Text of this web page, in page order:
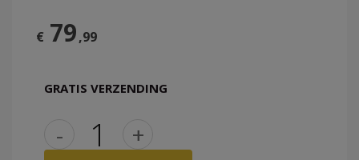
€ 79,99
GRATIS VERZENDING
- +